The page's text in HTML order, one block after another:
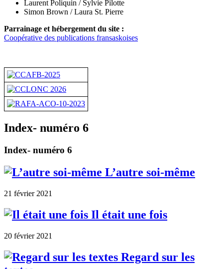
Laurent Poliquin / Sylvie Pilotte
Simon Brown / Laura St. Pierre
Parrainage et hébergement du site :
Coopérative des publications fransaskoises
Index- numéro 6
Index- numéro 6
L’autre soi-même
21 février 2021
Il était une fois
20 février 2021
Regard sur les